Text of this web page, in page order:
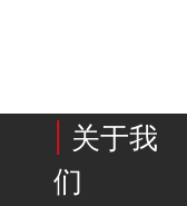
关于我
们